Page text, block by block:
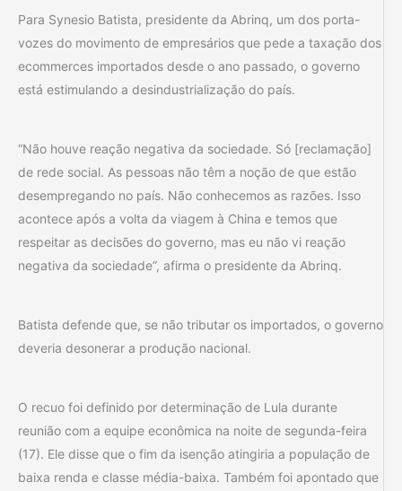
Para Synesio Batista, presidente da Abrinq, um dos porta-
vozes do movimento de empresários que pede a taxação dos
ecommerces importados desde o ano passado, o governo
está estimulando a desindustrialização do país.
“Não houve reação negativa da sociedade. Só [reclamação]
de rede social. As pessoas não têm a noção de que estão
desempregando no país. Não conhecemos as razões. Isso
acontece após a volta da viagem à China e temos que
respeitar as decisões do governo, mas eu não vi reação
negativa da sociedade”, afirma o presidente da Abrinq.
Batista defende que, se não tributar os importados, o governo
deveria desonerar a produção nacional.
O recuo foi definido por determinação de Lula durante
reunião com a equipe econômica na noite de segunda-feira
(17). Ele disse que o fim da isenção atingiria a população de
baixa renda e classe média-baixa. Também foi apontado que